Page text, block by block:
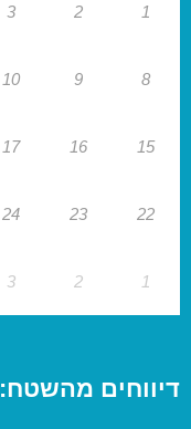
דיווחים מהשטח:
1
2
3
8
9
10
15
16
17
22
23
24
1
2
3